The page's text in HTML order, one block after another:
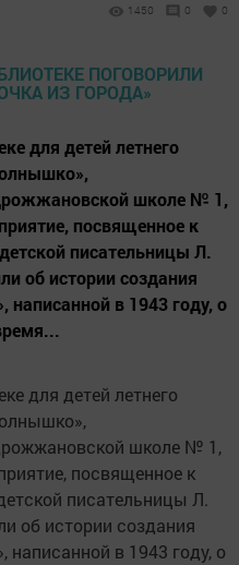
1450 0 0
для детей летнего
школе № 1,
посвященное к
писательницы Л.
об истории создания
написанной в 1943 году, о
для детей летнего
школе № 1,
посвященное к
писательницы Л.
об истории создания
написанной в 1943 году, о